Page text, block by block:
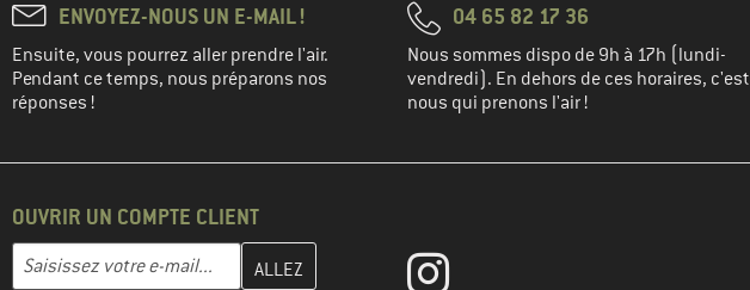
ENVOYEZ-NOUS UN E-MAIL !
Ensuite, vous pourrez aller prendre l'air.
Pendant ce temps, nous préparons nos
réponses !
04 65 82 17 36
Nous sommes dispo de 9h à 17h (lundi-
vendredi). En dehors de ces horaires, c'est
nous qui prenons l'air !
OUVRIR UN COMPTE CLIENT
Adresse e-mail
Entrez votre adresse e-mail ici et créez votre compte client à la prochaine étape